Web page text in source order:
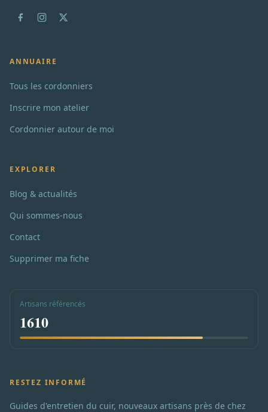
ANNUAIRE
Tous les cordonniers
Inscrire mon atelier
Cordonnier autour de moi
EXPLORER
Blog & actualités
Qui sommes-nous
Contact
Supprimer ma fiche
Artisans référencés
1610
RESTEZ INFORMÉ
Guides d'entretien du cuir, nouveaux artisans près de chez